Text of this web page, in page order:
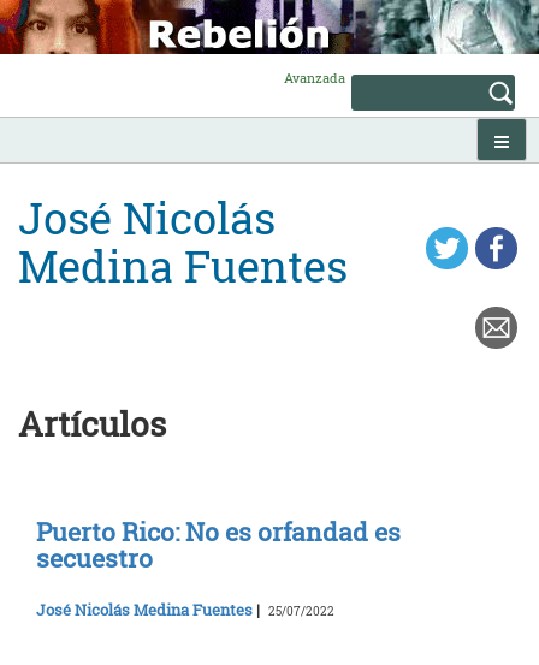
Skip
to
content
Avanzada
José Nicolás
Medina Fuentes
Artículos
Puerto Rico: No es orfandad es
secuestro
José Nicolás Medina Fuentes | 25/07/2022